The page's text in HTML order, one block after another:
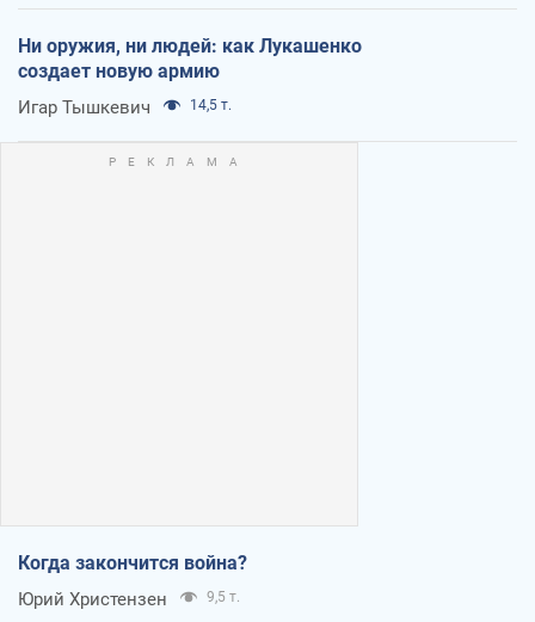
Ни оружия, ни людей: как Лукашенко
создает новую армию
Игар Тышкевич 14,5 т.
Когда закончится война?
Юрий Христензен 9,5 т.